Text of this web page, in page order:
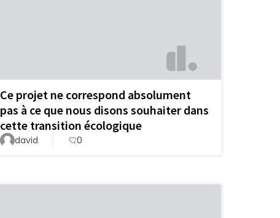
Ce projet ne correspond absolument
pas à ce que nous disons souhaiter dans
cette transition écologique
david 0